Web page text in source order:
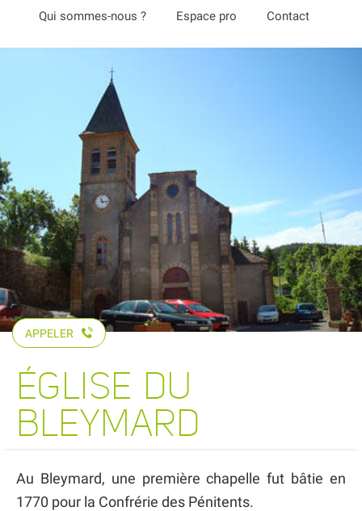
Qui sommes-nous ? Espace pro Contact
APPELER
ÉGLISE DU
BLEYMARD
Au Bleymard, une première chapelle fut bâtie en
1770 pour la Confrérie des Pénitents.